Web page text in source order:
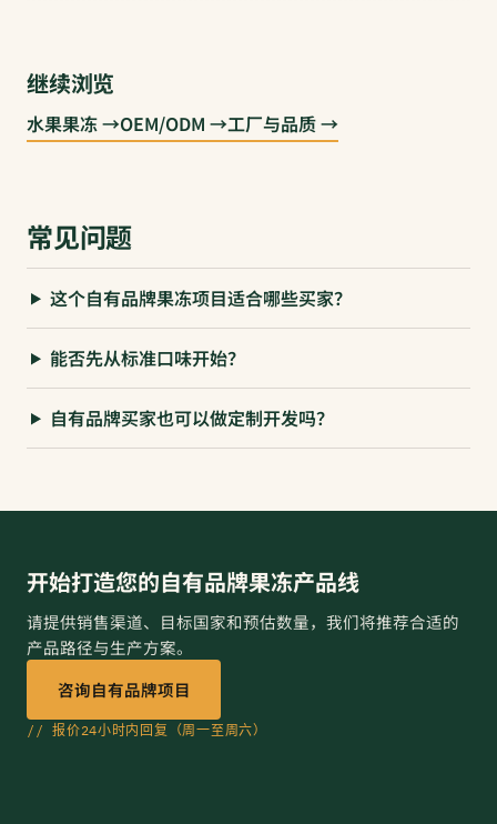
继续浏览
水果果冻 →OEM/ODM →工厂与品质 →
常见问题
这个自有品牌果冻项目适合哪些买家？
能否先从标准口味开始？
自有品牌买家也可以做定制开发吗？
开始打造您的自有品牌果冻产品线
请提供销售渠道、目标国家和预估数量，我们将推荐合适的
产品路径与生产方案。
咨询自有品牌项目
// 报价24小时内回复（周一至周六）